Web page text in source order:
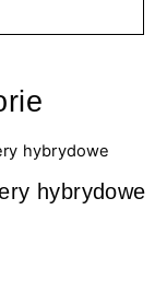
hybrydowe